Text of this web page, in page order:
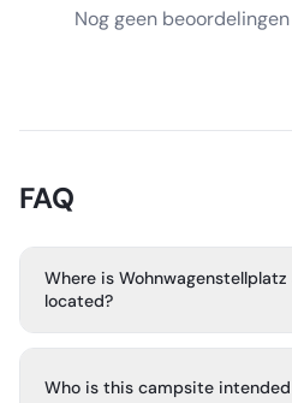
Nog geen
FAQ
Where is
located?
Germany, in a location near
Who is this campsite